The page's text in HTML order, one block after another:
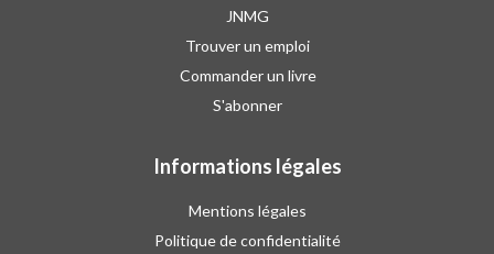
JNMG
Trouver un emploi
Commander un livre
S'abonner
Informations légales
Mentions légales
Politique de confidentialité